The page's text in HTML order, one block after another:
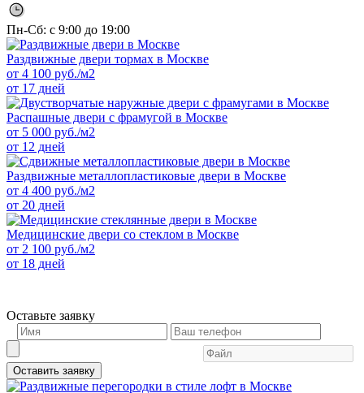
Пн-Сб: с 9:00 до 19:00
Раздвижные двери тормах в Москве
от 4 100 руб./м2
от 17 дней
Распашные двери с фрамугой в Москве
от 5 000 руб./м2
от 12 дней
Раздвижные металлопластиковые двери в Москве
от 4 400 руб./м2
от 20 дней
Медицинские двери со стеклом в Москве
от 2 100 руб./м2
от 18 дней
Оставьте заявку
Оставить заявку